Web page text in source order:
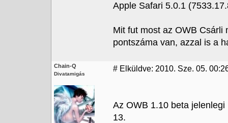
Apple Safari 5.0.1
Mit fut most az OWB Csárli
pontszáma van, azzal is a
Chain-Q
Divatamigás
# Elküldve: 2010. Sze. 05.
Az OWB 1.10 beta
13.